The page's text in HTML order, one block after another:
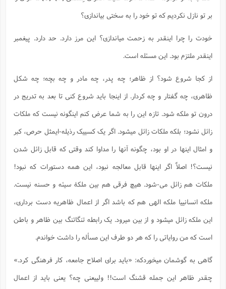
بر تو نازل نکردیم که تو خود را به سختی بیاندازی؟
خودت را چرا اینقدر به زحمت میاندازی؟ این مرز دارد. حد دارد. پیغمبر
اینقدر ملتزم بود. این مسئله است.
از کجا شروع شود؟ از ظاهر؛ چه پدر، چه مادر و چه بچه؛ چه شکل
ظاهری، چه گفتار و چه کردار. از اینجا باید شروع کنی تا بعد به تدریج در
درون تو ملکه شود. تازه این را به شما عرض کنم اینگونه نیست که ملکات
زائل نشود؛ بلکه ملکات زائل میشود. اگر یک کسییک رذیله-ایمثل حرص، کبر
و امثال اینها در او بود، چگونه آنها را مداوا کند وقتی که قابل زائل شدن
نیست؟! اصلاً اگر اینها قابل معالجه نبود، این همه دستورات که نبود!
ملکات هم زائل می-شود. هیچ فرقی هم بین ملکۀ سیئه و حسنه نیست.
ملکه انسانییا ملکه الهی هم که باشد اگر از اعمال ظاهریه دست برداری،
این ملکه زائل میشود و از بین میرود. یک رابطه تنگاتنگ بین ظاهر و باطن
است که من روایاتی را که هر دو طرف این مسأله را داشت خواندم.
گاهی به گوشمان میخوردکه: «باید برای اصلاح جامعه، کار فرهنگی کرد.»
چقدر ظاهر این جمله قشنگ است!! ولییعنی چه؟ یعنی باید از اعمال